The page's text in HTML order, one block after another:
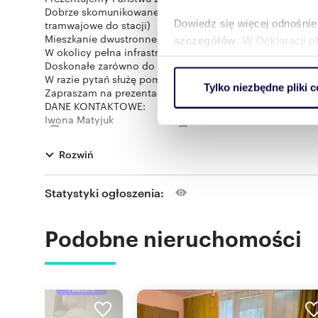
Dowiedz się więcej
szczegółów . W Deklaracji
ruch w naszej witrynie.
reklamowym i
uzyskanymi podczas
Tylko niezbędne pliki
Dobrze skomunikowane z pozostałymi dzielnicami
tramwajowe do stacji)
Mieszkanie dwustronne, rozkładowe z bardzo ładnym
W okolicy pełna infrastruktura (szkoły, przedszkola,
Doskonałe zarówno do mieszkania jak i pod inwestycję.
W razie pytań służę pomocą.
Zapraszam na prezentację a następnie do zakupu !!!
DANE KONTAKTOWE:
Iwona Matyjuk
iwona.matyj
Numer oferty: 139714
Rozwiń
Statystyki ogłoszenia:
Podobne nieruchomości